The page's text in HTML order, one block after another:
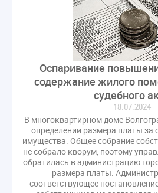
Оспаривание
содержание жилого
судебного
18.07.2024
В многоквартирном доме
определении размера платы за
имущества. Общее собрание
не собрало кворум, поэтому
обратилась в администрацию
размера платы.
соответствующее